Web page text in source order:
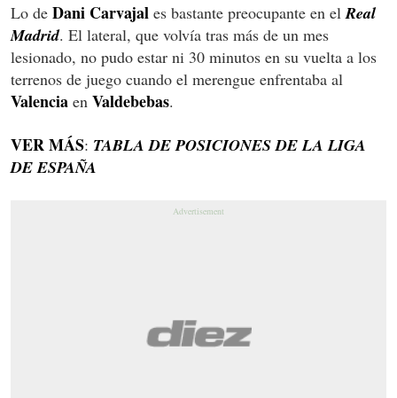
Lo de Dani Carvajal es bastante preocupante en elReal
Madrid. El lateral, que volvía tras más de un mes
lesionado, no pudo estar ni 30 minutos en su vuelta a los
terrenos de juego cuando el merengue enfrentaba al
Valencia en Valdebebas.
VER MÁS: TABLA DE POSICIONES DE LA LIGA
DE ESPAÑA